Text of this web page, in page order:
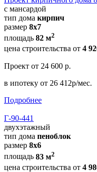
с мансардой
тип дома кирпич
размер 8х7
площадь 82 м2
цена строительства от 4
Проект от 24 600 р.
в ипотеку от 26 412р/мес.
Подробнее
Г-90-441
двухэтажный
тип дома пеноблок
размер 8х6
площадь 83 м2
цена строительства от 4